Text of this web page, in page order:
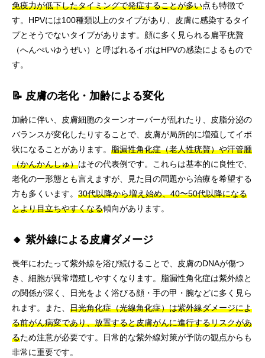
免疫力が低下したタイミングで発症することが多い点も特徴で
す。HPVには100種類以上のタイプがあり、皮膚に感染するタイ
プとそうでないタイプがあります。顔に多く見られる扁平疣贅
（へんぺいゆうぜい）と呼ばれるイボはHPVの感染によるもので
す。
📝 皮膚の老化・加齢による変化
加齢に伴い、皮膚細胞のターンオーバーが乱れたり、皮脂分泌の
バランスが変化したりすることで、皮膚が局所的に増殖してイボ
状になることがあります。 脂漏性角化症（老人性疣贅）や汗管腫
（かんかんしゅ）はその代表例です。これらは基本的に良性で、
老化の一形態とも言えますが、見た目の問題から治療を希望する
方も多くいます。 30代以降から増え始め、40〜50代以降になる
とより目立ちやすくなる傾向があります。
🔸 紫外線による皮膚ダメージ
長年にわたって紫外線を浴び続けることで、皮膚のDNAが傷つ
き、細胞が異常増殖しやすくなります。脂漏性角化症は紫外線と
の関係が深く、日光をよく浴びる顔・手の甲・腕などに多く見ら
れます。また、 日光角化症（光線角化症）は紫外線ダメージによ
る前がん病変であり、放置すると皮膚がんに進行するリスクがあ
るため注意が必要です。日常的な紫外線対策が予防の観点からも
非常に重要です。